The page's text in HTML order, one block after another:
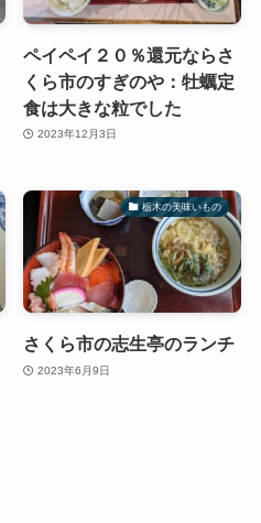
ペイペイ２０％還元ならさ
くら市のすぎのや：牡蠣定
食は大きな粒でした
2023年12月3日
栃木の美味いもの
さくら市の志生亭のランチ
2023年6月9日